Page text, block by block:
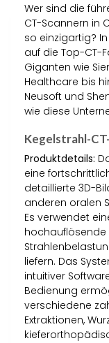
Wer sind die
CT-Scannern in
so einzigartig?
auf die Top-CT-
Giganten wie
Healthcare bis
Neusoft und
wie diese
Kegelstrahl-
Produktdetails:
eine
detaillierte 3D-
anderen oralen
Es verwendet
hochauflösende
liefern. Das
intuitiver
Bedienung
verschiedene
Extraktionen,